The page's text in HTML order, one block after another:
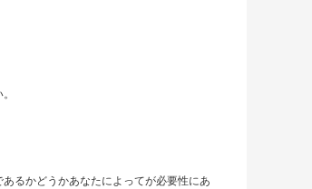
るかどうかあなたによってが必要性にあ